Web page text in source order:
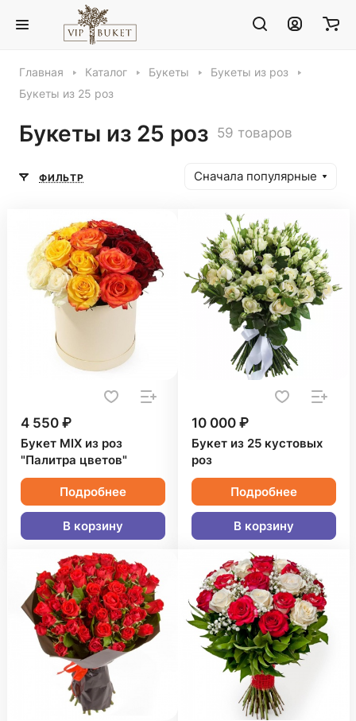
Главная Каталог Букеты
Букеты из роз
Букеты из 25 роз
Букеты из 25 роз 59 товаров
ФИЛЬТР Сначала популярные
4 550 ₽
Букет MIX из роз
"Палитра цветов"
Подробнее
В корзину
10 000 ₽
Букет из 25 кустовых
роз
Подробнее
В корзину